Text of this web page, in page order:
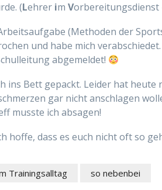
(Lehrer im Vorbereitungsdienst
(Methoden der
und habe mich
abgemeldet!
ins Bett gepackt. Leider hat heute
gar nicht anschlagen
musste ich absagen!
hoffe, dass es euch nicht oft so
Trainingsalltag so nebenbei